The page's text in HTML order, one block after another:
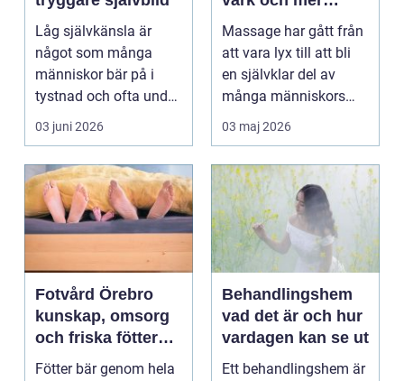
Låg självkänsla är
något som många
människor bär på i
tystnad och ofta under
lång tid. Många
uppleve...
03 juni 2026
vardagsenergi
Massage har gått från
att vara lyx till att bli
en självklar del av
många människors
hälsa och varda...
03 maj 2026
Fotvård Örebro
kunskap, omsorg
och friska fötter
året runt
Fötter bär genom hela
Behandlingshem
vad det är och hur
vardagen kan se ut
Ett behandlingshem är